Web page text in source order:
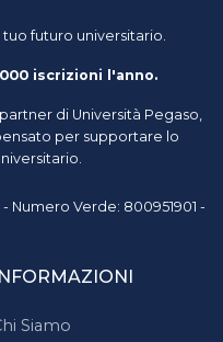
futuro universitario.
iscrizioni l'anno.
di Università Pegaso,
per supportare lo
Numero Verde: 800951901 -
Siamo